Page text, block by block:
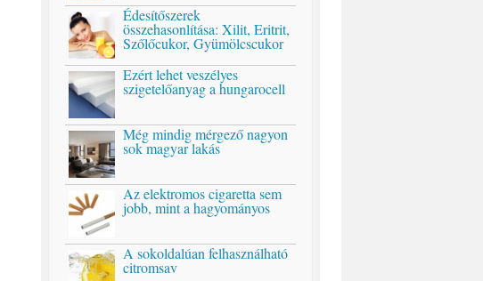
Édesítőszerek
összehasonlítása: Xilit, Eritrit,
Szőlőcukor, Gyümölcscukor
Ezért lehet veszélyes
szigetelőanyag a hungarocell
Még mindig mérgező nagyon
sok magyar lakás
Az elektromos cigaretta sem
jobb, mint a hagyományos
A sokoldalúan felhasználható
citromsav